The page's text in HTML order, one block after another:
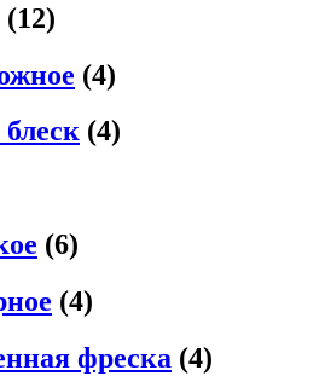
(12)
(4)
(4)
(6)
(4)
фреска (4)